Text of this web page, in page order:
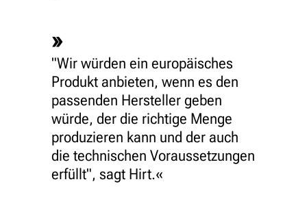
"Wir würden ein europäisches
Produkt anbieten, wenn es den
passenden Hersteller geben
würde, der die richtige Menge
produzieren kann und der auch
die technischen Voraussetzungen
erfüllt", sagt Hirt.